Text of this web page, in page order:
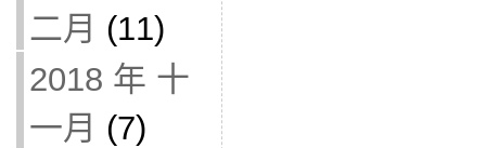
二月 (11)
2018 年 十
一月 (7)